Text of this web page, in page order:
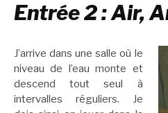
Entrée 2 : Air,
J’arrive dans une salle où le
niveau de l’eau monte et
descend tout seul à
intervalles réguliers. Je